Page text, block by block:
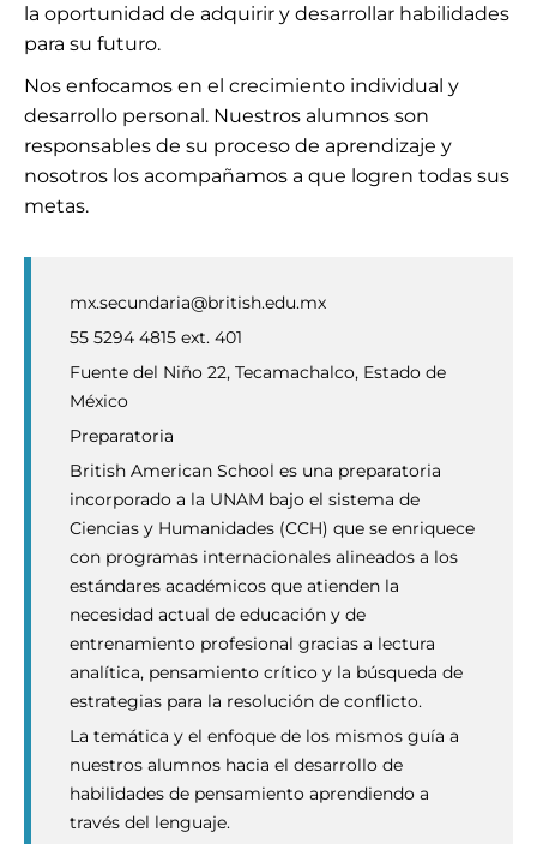
la oportunidad de adquirir y desarrollar habilidades
para su futuro.
Nos enfocamos en el crecimiento individual y
desarrollo personal. Nuestros alumnos son
responsables de su proceso de aprendizaje y
nosotros los acompañamos a que logren todas sus
metas.
mx.secundaria@british.edu.mx
55 5294 4815 ext. 401
Fuente del Niño 22, Tecamachalco, Estado de
México
Preparatoria
British American School es una preparatoria
incorporado a la UNAM bajo el sistema de
Ciencias y Humanidades (CCH) que se enriquece
con programas internacionales alineados a los
estándares académicos que atienden la
necesidad actual de educación y de
entrenamiento profesional gracias a lectura
analítica, pensamiento crítico y la búsqueda de
estrategias para la resolución de conflicto.
La temática y el enfoque de los mismos guía a
nuestros alumnos hacia el desarrollo de
habilidades de pensamiento aprendiendo a
través del lenguaje.